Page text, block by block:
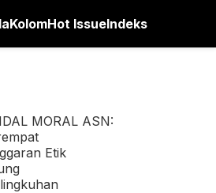
KolomHot IssueIndeks
MORAL ASN:
Etik